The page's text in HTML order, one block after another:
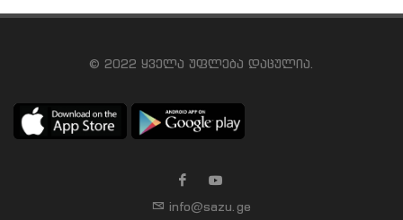
© 2022 ყველა უფლება დაცულია.
info@sazu.ge